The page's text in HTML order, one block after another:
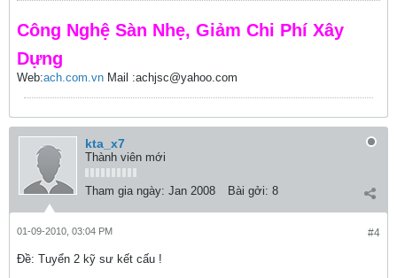
Công Nghệ Sàn Nhẹ, Giảm Chi Phí Xây
Dựng
Web:ach.com.vn Mail :achjsc@yahoo.com
kta_x7
Thành viên mới
Tham gia ngày: Jan 2008 Bài gởi: 8
#4
01-09-2010, 03:04 PM
Ðề: Tuyển 2 kỹ sư kết cấu !